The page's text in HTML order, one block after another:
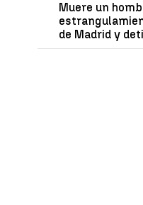
Muere un
de Madrid y